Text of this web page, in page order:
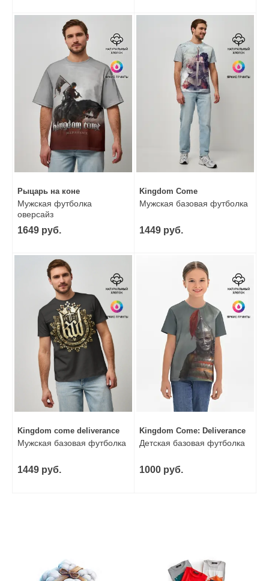
Рыцарь на коне
Мужская футболка
оверсайз
1649 руб.
Kingdom Come
Мужская базовая футболка
1449 руб.
Kingdom come deliverance
Мужская базовая футболка
1449 руб.
Kingdom Come: Deliverance
Детская базовая футболка
1000 руб.